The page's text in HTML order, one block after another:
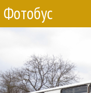
Фотобус